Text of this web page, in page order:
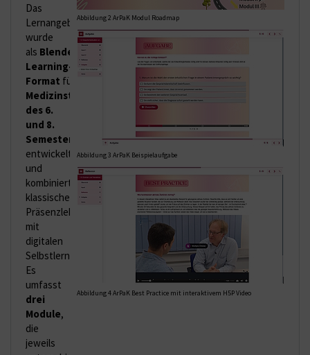
Abbildung 2 ArPaK Modul Roadmap
Abbildung 3 ArPaK Beispielaufgabe
Abbildung 4 ArPaK Best Practice mit interaktivem H5P Video
Das
Lernangebot
wurde
als Blended-
Learning-
Format für
Medizinstudierende
des 6.
und 8.
Semesters
entwickelt
und
kombiniert
klassische
Präsenzlehre
mit
digitalen
Selbstlernphasen.
Es
umfasst
drei
Module,
die
jeweils